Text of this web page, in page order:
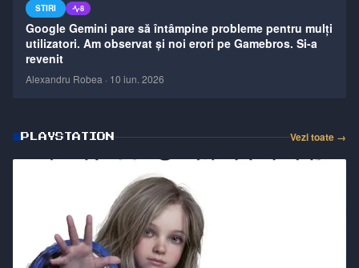
STIRI 8
Google Gemini pare să întâmpine probleme pentru mulți
utilizatori. Am observat și noi erori pe Gamebros. Si-a
revenit
Alexandru Robea · 10 iun. 2026
PLAYSTATION Vezi toate →